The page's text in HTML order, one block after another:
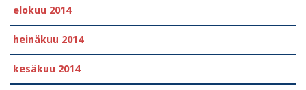
elokuu 2014
heinäkuu 2014
kesäkuu 2014